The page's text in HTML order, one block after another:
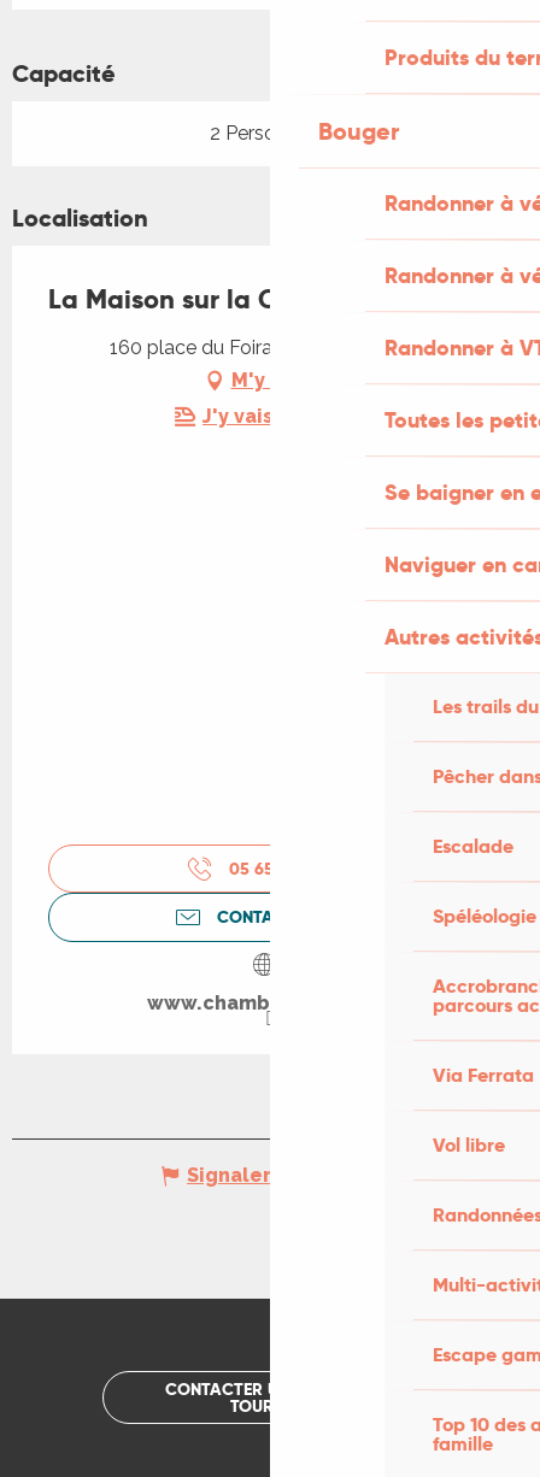
Produits du
Bouger
Randonner à
Randonner à
Randonner à
Toutes les
Se baigner en
Naviguer en
Autres
Les trails
Pêcher
Escalade
Spéléologie
parcours
Via Ferrata
Vol libre
Multi-
Escape
Top 10 des
famille
Capacité
2 Personne(s)
Localisation
La Maison sur la Colline
160 place du Foirail, 46700 Mauroux
M'y rendre
J'y vais en train !
05 65 36 45
CONTACTEZ-NOUS
www.chambres-hotes.fr
Signaler une erreur
CONTACTER UN OFFICE DE
TOURISME